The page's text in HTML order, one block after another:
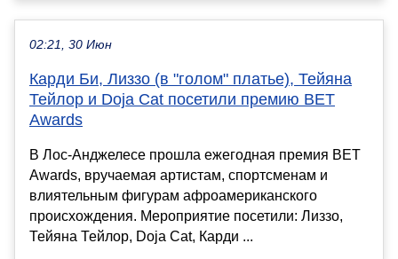
02:21, 30 Июн
Карди Би, Лиззо (в "голом" платье), Тейяна
Тейлор и Doja Cat посетили премию BET
Awards
В Лос-Анджелесе прошла ежегодная премия BET
Awards, вручаемая артистам, спортсменам и
влиятельным фигурам афроамериканского
происхождения. Мероприятие посетили: Лиззо,
Тейяна Тейлор, Doja Cat, Карди ...